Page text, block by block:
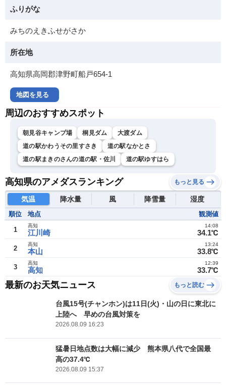
ふりがな
みちのえきふせがさか
所在地
高知県高岡郡津野町船戸654-1
地図を見る
周辺のおすすめスポット
朝見谷キャンプ場 桐見ダム
大渡ダム
道の駅かわうその里すさき
道の駅なかとさ
道の駅まきのさんの道の駅・佐川
道の駅ゆすはら
高知県のアメダスランキング もっと見る
気温 降水量 風 降雪量 湿度
順位 地点 観測値
1 江川崎
高知
34.1℃
14:08
2 本山
高知
33.8℃
13:24
3 高知
高知
33.7℃
12:39
最新のお天気ニュース もっと読む
台風15号(チャンホン)は11日(火)・山の日に東北に
上陸へ 早めの台風対策を
2026.08.09 16:23
猛暑日地点数は大幅に減少 熊本県八代で全国最
高の37.4℃
2026.08.09 15:37